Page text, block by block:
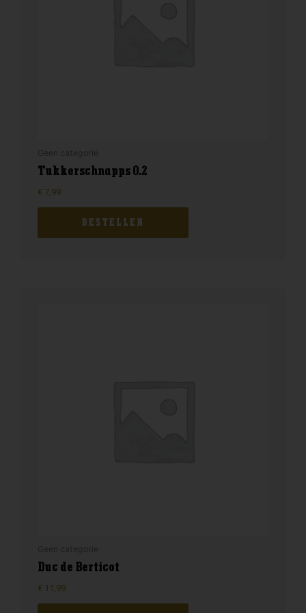
Tukkerschnapps 0.2
€ 7,99
BESTELLEN
Duc de Berticot
€ 11,99